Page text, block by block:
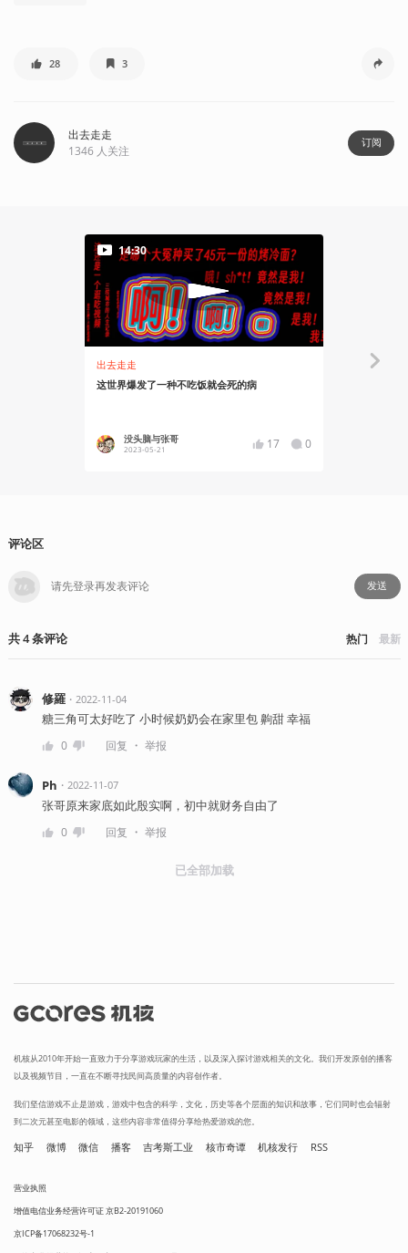
28 3
出去走走
1346 人关注
订阅
14:30
出去走走
这世界爆发了一种不吃饭就会死的病
没头脑与张哥
2023-05-21 17 0
出去走走
评论区
发送
共4条评论 热门 最新
修羅・ 2022-11-04
糖三角可太好吃了 小时候奶奶会在家里包 齁甜 幸福
0 回复 ・ 举报
Ph ・ 2022-11-07
张哥原来家底如此殷实啊，初中就财务自由了
0 回复 ・ 举报
已全部加载
机核从2010年开始一直致力于分享游戏玩家的生活，以及深入探讨游戏相关的文化。我们开发原创的播客
以及视频节目，一直在不断寻找民间高质量的内容创作者。
我们坚信游戏不止是游戏，游戏中包含的科学，文化，历史等各个层面的知识和故事，它们同时也会辐射
到二次元甚至电影的领域，这些内容非常值得分享给热爱游戏的您。
知乎 微博 微信 播客 吉考斯工业 核市奇谭 机核发行 RSS
营业执照
增值电信业务经营许可证 京B2-20191060
京ICP备17068232号-1